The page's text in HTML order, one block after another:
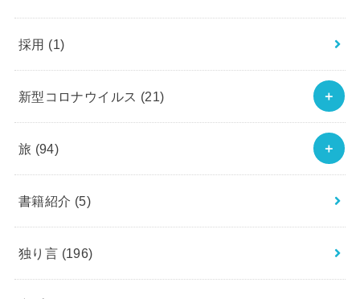
採用 (1)
新型コロナウイルス (21)
旅 (94)
書籍紹介 (5)
独り言 (196)